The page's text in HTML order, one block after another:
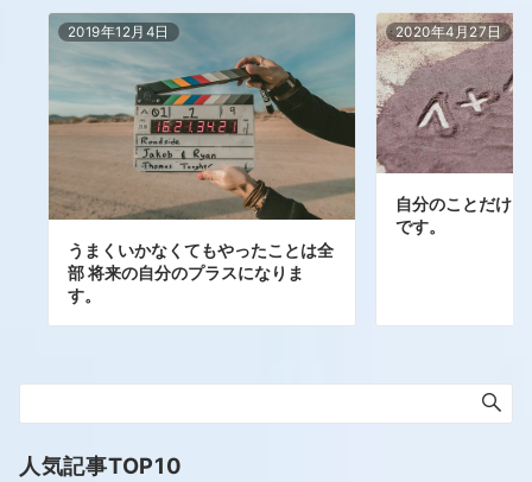
2019年12月4日
うまくいかなくてもやったことは全
部 将来の自分のプラスになりま
す。
2020年4月27日
自分のことだけ
です。
人気記事TOP10